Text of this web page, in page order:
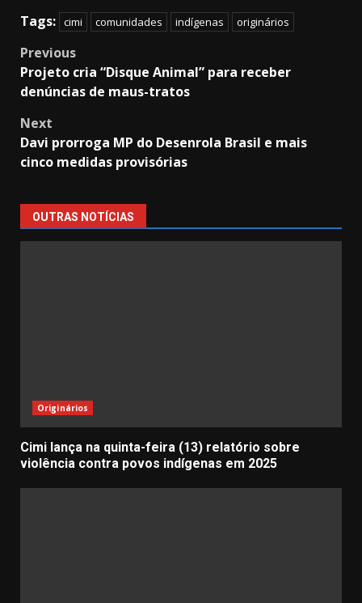
Tags: cimi comunidades indígenas originários
Post
navigation
Previous
Projeto cria “Disque Animal” para receber
denúncias de maus-tratos
Next
Davi prorroga MP do Desenrola Brasil e mais
cinco medidas provisórias
OUTRAS NOTÍCIAS
Originários
Cimi lança na quinta-feira (13) relatório sobre
violência contra povos indígenas em 2025